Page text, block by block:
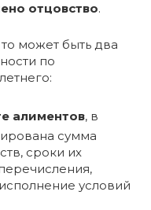
отцовство.
может быть два
по
алиментов, в
сумма
сроки их
условий